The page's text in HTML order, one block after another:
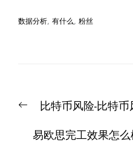
数据分析, 有什么, 粉丝
章
导
Previous比特币风险-比特币
易欧思完工效果怎